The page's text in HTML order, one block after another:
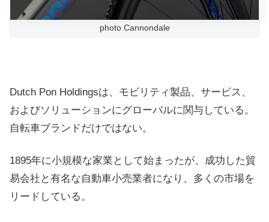
photo Cannondale
Dutch Pon Holdingsは、モビリティ製品、サービス、
およびソリューションにグローバルに関与している。
自転車ブランドだけではない。
1895年に小規模な家業として始まったが、成功した貿
易会社と有名な自動車小売業者になり、多くの市場を
リードしている。